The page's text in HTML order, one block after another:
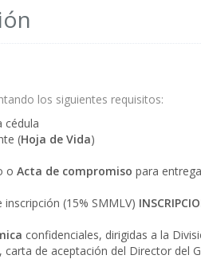
los siguientes requisitos:
cédula
(Hoja de Vida)
o Acta de compromiso para
(15% SMMLV)
confidenciales, dirigidas a la
de aceptación del Director del